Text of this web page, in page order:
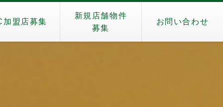
加盟店募集
新規店舗物件
募集
お問い合わせ